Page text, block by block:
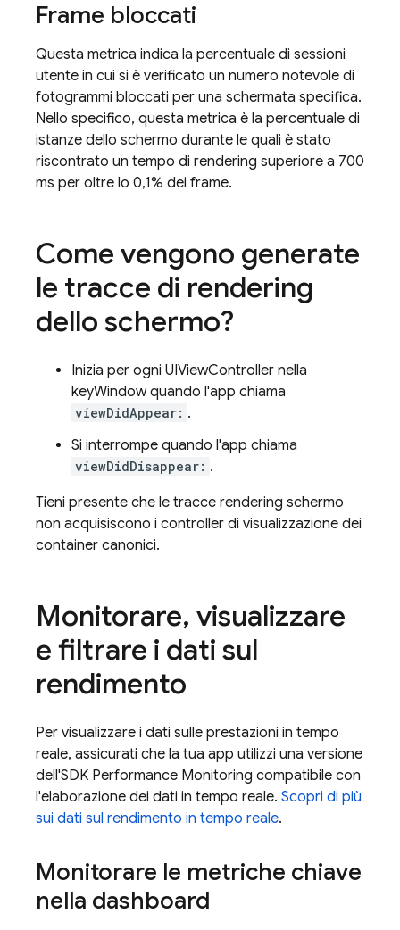
Frame bloccati
Questa metrica indica la percentuale di sessioni
utente in cui si è verificato un numero notevole di
fotogrammi bloccati per una schermata specifica.
Nello specifico, questa metrica è la percentuale di
istanze dello schermo durante le quali è stato
riscontrato un tempo di rendering superiore a 700
ms per oltre lo 0,1% dei frame.
Come vengono generate
le tracce di rendering
dello schermo?
Inizia per ogni UIViewController nella
keyWindow quando l'app chiama
viewDidAppear: .
Si interrompe quando l'app chiama
viewDidDisappear: .
Tieni presente che le tracce rendering schermo
non acquisiscono i controller di visualizzazione dei
container canonici.
Monitorare, visualizzare
e filtrare i dati sul
rendimento
Per visualizzare i dati sulle prestazioni in tempo
reale, assicurati che la tua app utilizzi una versione
dell'SDK Performance Monitoring compatibile con
l'elaborazione dei dati in tempo reale. Scopri di più
sui dati sul rendimento in tempo reale.
Monitorare le metriche chiave
nella dashboard